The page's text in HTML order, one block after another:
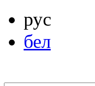
рус
бел